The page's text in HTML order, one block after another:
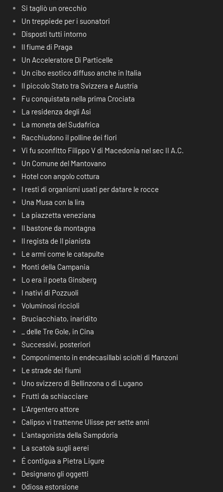
Si tagliò un orecchio
Un treppiede per i suonatori
Disposti tutti intorno
Il fiume di Praga
Un Acceleratore Di Particelle
Un cibo esotico diffuso anche in Italia
Il piccolo Stato tra Svizzera e Austria
Fu conquistata nella prima Crociata
La residenza degli Asi
La moneta del Sudafrica
Racchiudono il polline dei fiori
Vi fu sconfitto Filippo V di Macedonia nel sec II A.C.
Un Comune del Mantovano
Hotel con angolo cottura
I resti di organismi usati per datare le rocce
Una Musa con la lira
La piazzetta veneziana
Il bastone da montagna
Il regista de Il pianista
Le armi come le catapulte
Monti della Campania
Lo era il poeta Ginsberg
I nativi di Pozzuoli
Voluminosi riccioli
Bruciacchiato, inaridito
_ delle Tre Gole, in Cina
Successivi, posteriori
Componimento in endecasillabi sciolti di Manzoni
Le strade dei fiumi
Uno svizzero di Bellinzona o di Lugano
Frutti da schiacciare
L’Argentero attore
Calipso vi trattenne Ulisse per sette anni
L’antagonista della Sampdoria
La scatola sugli aerei
É contigua a Pietra Ligure
Designano gli oggetti
Odiosa estorsione